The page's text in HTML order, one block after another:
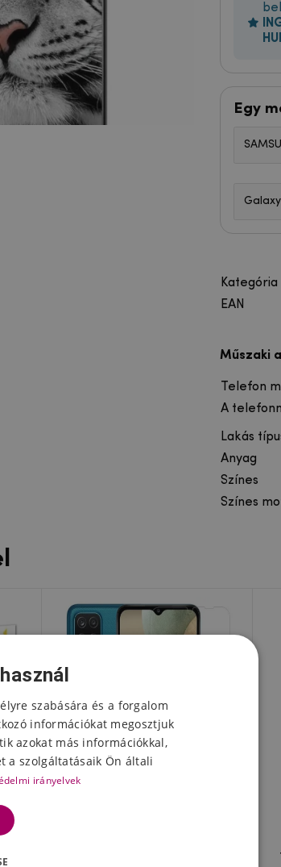
Egy
Kategória
EAN
Műszaki
Telefon
A
Lakás
Anyag
Színes
Színes
szabására és a forgalom
információkat megosztjuk
azokat más információkkal,
a szolgáltatásaik Ön általi
irányelvek